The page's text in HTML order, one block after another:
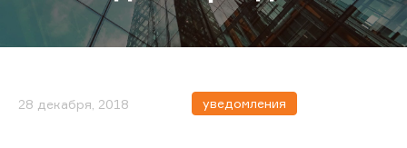
28 декабря, 2018 уведомления